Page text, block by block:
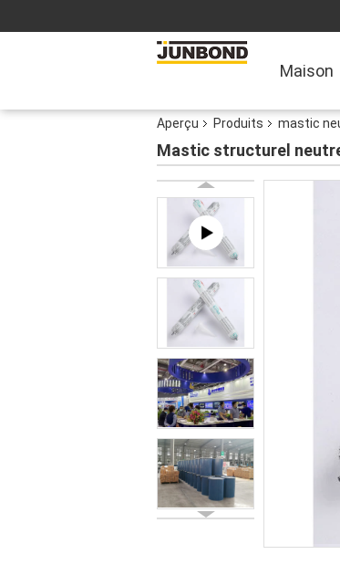
Maison
Aperçu Produits mastic
Mastic structurel